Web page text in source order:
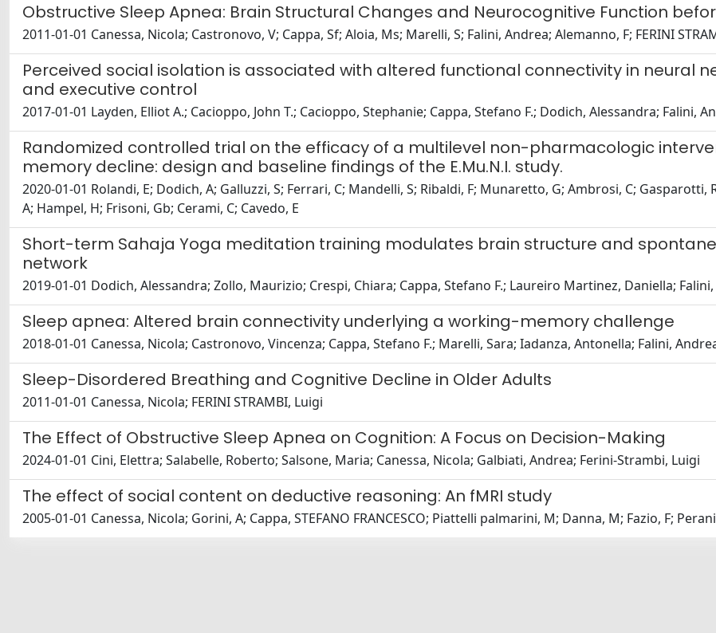
Obstructive Sleep Apnea: Brain Structural Changes and Neurocognitive Function
2011-01-01 Canessa, Nicola; Castronovo, V; Cappa, Sf; Aloia, Ms; Marelli, S; Falini, Andrea; Alemanno, F; FERINI
Perceived social isolation is associated with altered functional connectivity in neural
and executive control
2017-01-01 Layden, Elliot A.; Cacioppo, John T.; Cacioppo, Stephanie; Cappa, Stefano F.; Dodich, Alessandra; Falini,
Randomized controlled trial on the efficacy of a multilevel non-pharmacologic
memory decline: design and baseline findings of the E.Mu.N.I. study.
2020-01-01 Rolandi, E; Dodich, A; Galluzzi, S; Ferrari, C; Mandelli, S; Ribaldi, F; Munaretto, G; Ambrosi, C; Gasparotti,
A; Hampel, H; Frisoni, Gb; Cerami, C; Cavedo, E
Short-term Sahaja Yoga meditation training modulates brain structure and
network
2019-01-01 Dodich, Alessandra; Zollo, Maurizio; Crespi, Chiara; Cappa, Stefano F.; Laureiro Martinez, Daniella;
Sleep apnea: Altered brain connectivity underlying a working-memory challenge
2018-01-01 Canessa, Nicola; Castronovo, Vincenza; Cappa, Stefano F.; Marelli, Sara; Iadanza, Antonella; Falini,
Sleep-Disordered Breathing and Cognitive Decline in Older Adults
2011-01-01 Canessa, Nicola; FERINI STRAMBI, Luigi
The Effect of Obstructive Sleep Apnea on Cognition: A Focus on Decision-Making
2024-01-01 Cini, Elettra; Salabelle, Roberto; Salsone, Maria; Canessa, Nicola; Galbiati, Andrea; Ferini-Strambi, Luigi
The effect of social content on deductive reasoning: An fMRI study
2005-01-01 Canessa, Nicola; Gorini, A; Cappa, STEFANO FRANCESCO; Piattelli palmarini, M; Danna, M; Fazio, F;